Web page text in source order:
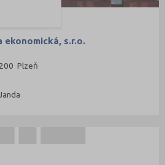
ekonomická, s.r.o.
Plzeň